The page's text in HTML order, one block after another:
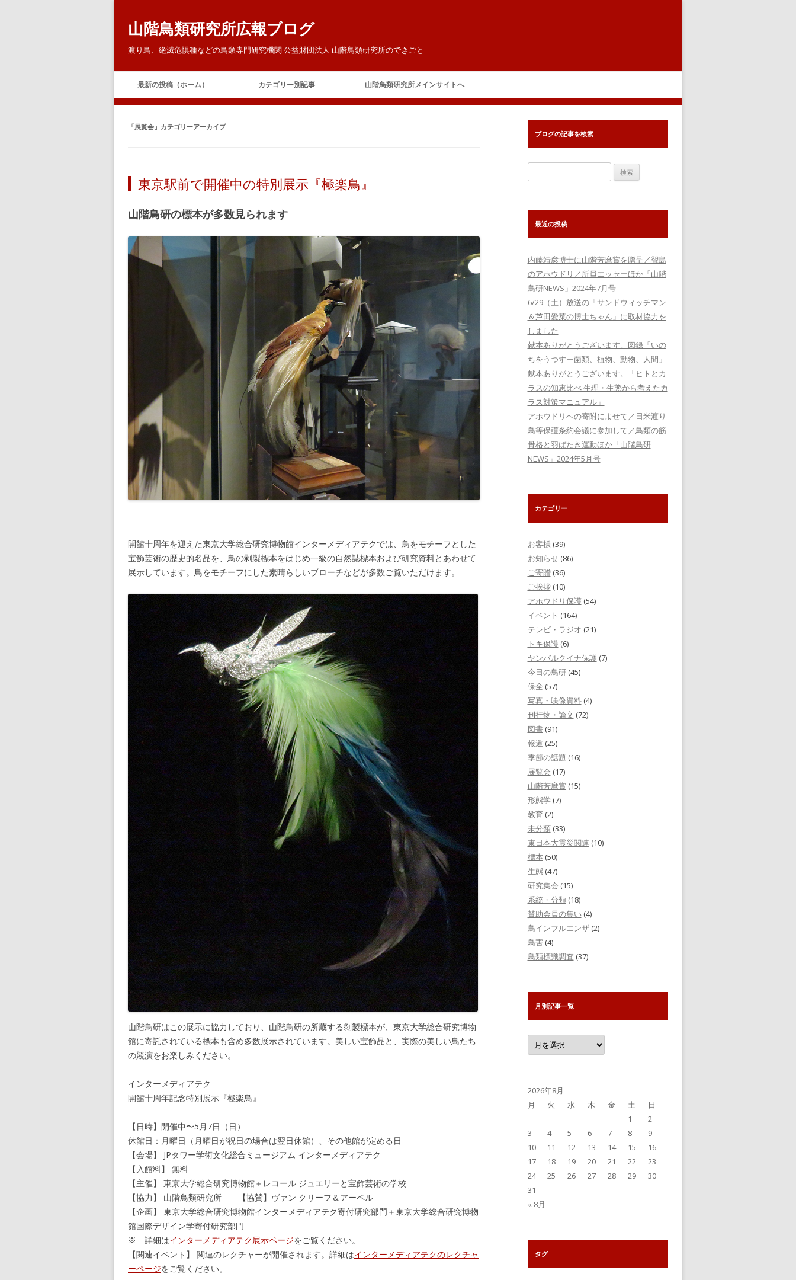
山階鳥類研究所広報ブログ
渡り鳥、絶滅危惧種などの鳥類専門研究機関 公益財団法人 山階鳥類研究所のできごと
コ
ン
テ
ン
ツ
最新の投稿（ホーム） カテゴリー別記事
イベント
ヤンバルクイナ保護
トキ保護
生態
標本
季節の話題
東日本大震災関連
研究集会
系統・分類
鳥害
鳥類標識調査
山階鳥類研究所メインサイトへ
「展覧会 」カテゴリーアーカイブ
東京駅前で開催中の特別展示『極楽鳥』
山階鳥研の標本が多数見られます
開館十周年を迎えた東京大学総合研究博物館インターメディアテクでは、鳥をモチーフとした
宝飾芸術の歴史的名品を、鳥の剥製標本をはじめ一級の自然誌標本および研究資料とあわせて
展示しています。鳥をモチーフにした素晴らしいブローチなどが多数ご覧いただけます。
山階鳥研はこの展示に協力しており、山階鳥研の所蔵する剝製標本が、東京大学総合研究博物
館に寄託されている標本も含め多数展示されています。美しい宝飾品と、実際の美しい鳥たち
の競演をお楽しみください。
インターメディアテク
開館十周年記念特別展示『極楽鳥』
【日時】開催中〜5月7日（日）
休館日：月曜日（月曜日が祝日の場合は翌日休館）、その他館が定める日
【会場】 JPタワー学術文化総合ミュージアム インターメディアテク
【入館料】 無料
【主催】 東京大学総合研究博物館＋レコール ジュエリーと宝飾芸術の学校
【協力】 山階鳥類研究所 【協賛】ヴァン クリーフ＆アーペル
【企画】 東京大学総合研究博物館インターメディアテク寄付研究部門＋東京大学総合研究博物
館国際デザイン学寄付研究部門
※ 詳細はインターメディアテク展示ページをご覧ください。
【関連イベント】 関連のレクチャーが開催されます。詳細はインターメディアテクのレクチャ
ーページをご覧ください。
ブログの記事を検索
索:
最近の投稿
内藤靖彦博士に山階芳麿賞を贈呈／聟島
のアホウドリ／所員エッセーほか「山階
鳥研NEWS」2024年7月号
6/29（土）放送の「サンドウィッチマン
＆芦田愛菜の博士ちゃん」に取材協力を
しました
献本ありがとうございます。図録「いの
ちをうつすー菌類、植物、動物、人間」
献本ありがとうございます。「ヒトとカ
ラスの知恵比べ 生理・生態から考えたカ
ラス対策マニュアル」
アホウドリへの寄附によせて／日米渡り
鳥等保護条約会議に参加して／鳥類の筋
骨格と羽ばたき運動ほか「山階鳥研
NEWS」2024年5月号
カテゴリー
お客様 (39)
お知らせ(86)
ご寄贈(36)
ご挨拶(10)
アホウドリ保護(54)
イベント (164)
テレビ・ラジオ (21)
トキ保護(6)
ヤンバルクイナ保護(7)
今日の鳥研 (45)
保全 (57)
写真・映像資料(4)
刊行物・論文 (72)
図書(91)
報道 (25)
季節の話題 (16)
展覧会 (17)
山階芳麿賞(15)
形態学(7)
教育(2)
未分類(33)
東日本大震災関連 (10)
標本 (50)
生態(47)
研究集会 (15)
系統・分類(18)
賛助会員の集い(4)
鳥インフルエンザ(2)
鳥害 (4)
鳥類標識調査 (37)
月別記事一覧
月
別
記
2026年8月
月
火 水 木 金 土
日
1
2
3
4 5 6 7 8
9
10
11 12 13 14 15
16
17
18 19 20 21 22
23
24
25 26 27 28 29
30
31
« 8月
タグ